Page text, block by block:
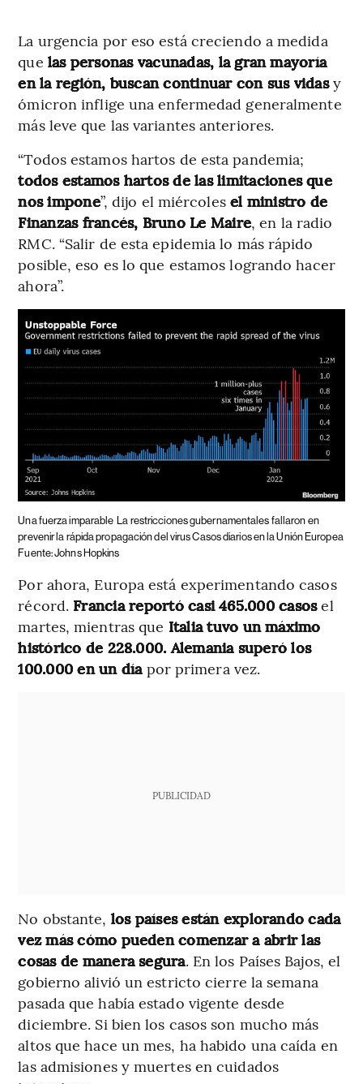
La urgencia por eso está creciendo a medida
que las personas vacunadas, la gran mayoría
en la región, buscan continuar con sus vidasy
ómicron inflige una enfermedad generalmente
más leve que las variantes anteriores.
“Todos estamos hartos de esta pandemia;
todos estamos hartos de las limitaciones que
nos impone”, dijo el miércoles el ministro de
Finanzas francés, Bruno Le Maire, en la radio
RMC. “Salir de esta epidemia lo más rápido
posible, eso es lo que estamos logrando hacer
ahora”.
Una fuerza imparable La restricciones gubernamentales fallaron en
prevenir la rápida propagación del virus Casos diarios en la Unión Europea
Fuente: Johns Hopkins
Por ahora, Europa está experimentando casos
récord. Francia reportó casi 465.000 casosel
martes, mientras que Italia tuvo un máximo
histórico de 228.000. Alemania superó los
100.000 en un díapor primera vez.
PUBLICIDAD
No obstante, los países están explorando cada
vez más cómo pueden comenzar a abrir las
cosas de manera segura. En los Países Bajos, el
gobierno alivió un estricto cierre la semana
pasada que había estado vigente desde
diciembre. Si bien los casos son mucho más
altos que hace un mes, ha habido una caída en
las admisiones y muertes en cuidados